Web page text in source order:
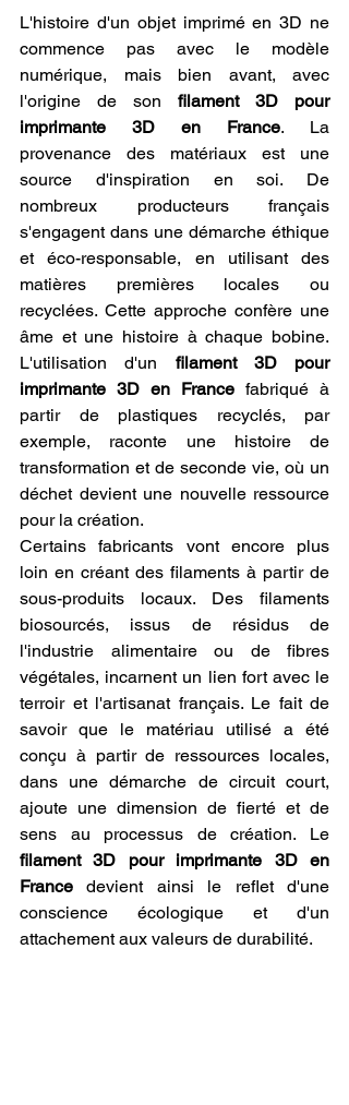
L'histoire d'un objet imprimé en 3D ne
commence pas avec le modèle
numérique, mais bien avant, avec
l'origine de son filament 3D pour
imprimante 3D en France. La
provenance des matériaux est une
source d'inspiration en soi. De
nombreux producteurs français
s'engagent dans une démarche éthique
et éco-responsable, en utilisant des
matières premières locales ou
recyclées. Cette approche confère une
âme et une histoire à chaque bobine.
L'utilisation d'un filament 3D pour
imprimante 3D en France fabriqué à
partir de plastiques recyclés, par
exemple, raconte une histoire de
transformation et de seconde vie, où un
déchet devient une nouvelle ressource
pour la création.
Certains fabricants vont encore plus
loin en créant des filaments à partir de
sous-produits locaux. Des filaments
biosourcés, issus de résidus de
l'industrie alimentaire ou de fibres
végétales, incarnent un lien fort avec le
terroir et l'artisanat français. Le fait de
savoir que le matériau utilisé a été
conçu à partir de ressources locales,
dans une démarche de circuit court,
ajoute une dimension de fierté et de
filament 3D pour imprimante 3D en
France devient ainsi le reflet d'une
conscience écologique et d'un
attachement aux valeurs de durabilité.